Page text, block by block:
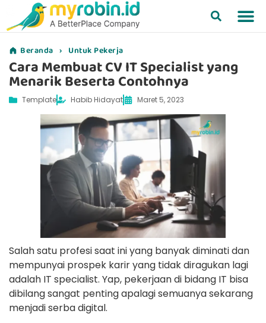
Beranda › Untuk Pekerja
Cara Membuat CV IT Specialist yang
Menarik Beserta Contohnya
Template Habib Hidayat Maret 5, 2023
Salah satu profesi saat ini yang banyak diminati dan
mempunyai prospek karir yang tidak diragukan lagi
adalah IT specialist. Yap, pekerjaan di bidang IT bisa
dibilang sangat penting apalagi semuanya sekarang
menjadi serba digital.